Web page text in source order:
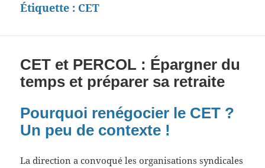
Étiquette : CET
CET et PERCOL : Épargner du
temps et préparer sa retraite
Pourquoi renégocier le CET ?
Un peu de contexte !
La direction a convoqué les organisations syndicales